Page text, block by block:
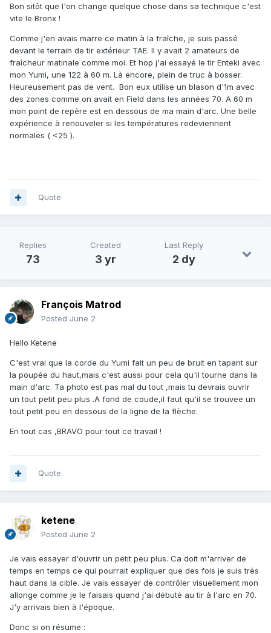
Bon sitôt que l'on change quelque chose dans sa technique c'est
vite le Bronx !
Comme j'en avais marre ce matin à la fraîche, je suis passé
devant le terrain de tir extérieur TAE. Il y avait 2 amateurs de
fraîcheur matinale comme moi. Et hop j'ai essayé le tir Enteki avec
mon Yumi, une 122 à 60 m. Là encore, plein de truc à bosser.
Heureusement pas de vent. Bon eux utilise un blason d'1m avec
des zones comme on avait en Field dans les années 70. A 60 m
mon point de repère est en dessous de ma main d'arc. Une belle
expérience à renouveler si les températures redeviennent
normales ( <25 ).
Quote
Replies
73
Created
3 yr
Last Reply
2 dy
François Matrod
Posted June 2
Hello Ketene
C'est vrai que la corde du Yumi fait un peu de bruit en tapant sur
la poupée du haut,mais c'est aussi pour cela qu'il tourne dans la
main d'arc. Ta photo est pas mal du tout ,mais tu devrais ouvrir
un tout petit peu plus .A fond de coude,il faut qu'il se trouvee un
tout petit peu en dessous de la ligne de la flèche.
En tout cas ,BRAVO pour tout ce travail !
Quote
ketene
Posted June 2
Je vais essayer d'ouvrir un petit peu plus. Ca doit m'arriver de
temps en temps ce qui pourrait expliquer que des fois je suis très
haut dans la cible. Je vais essayer de contrôler visuellement mon
allonge comme je le faisais quand j'ai débuté au tir à l'arc en 70.
J'y arrivais bien à l'époque.
Donc si on résume :